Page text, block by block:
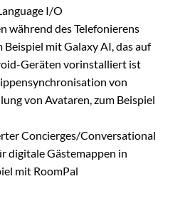
I/O
während des Telefonierens
Beispiel mit Galaxy AI, das auf
Geräten vorinstalliert ist
von
von Avataren, zum Beispiel
Concierges/Conversational
digitale Gästemappen in
mit RoomPal